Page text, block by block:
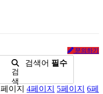
문의하기
검색어 필수
검
색
페이지 4페이지 5페이지 6페